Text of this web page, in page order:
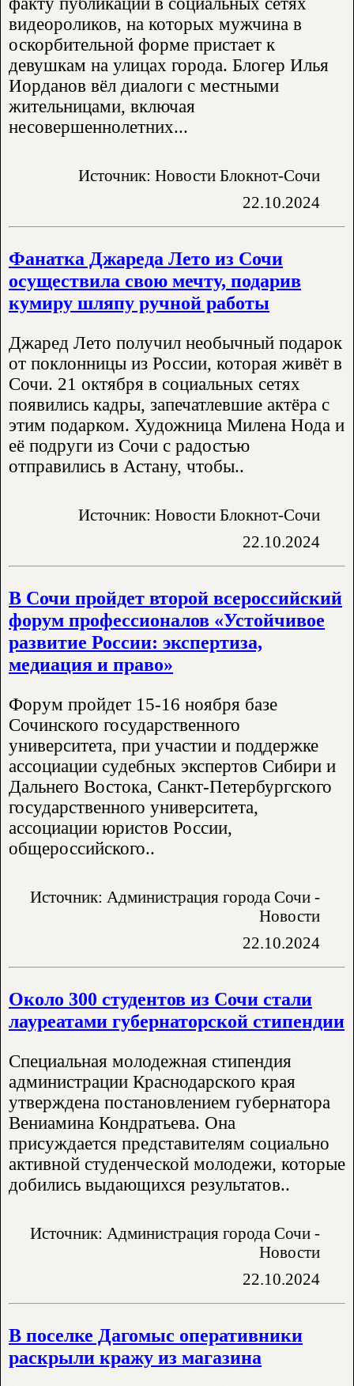
видеороликов, на которых мужчина в
оскорбительной форме пристает к
девушкам на улицах города. Блогер Илья
Иорданов вёл диалоги с местными
жительницами, включая
несовершеннолетних...
Источник: Новости Блокнот-Сочи
22.10.2024
Фанатка Джареда Лето из Сочи
осуществила свою мечту, подарив
кумиру шляпу ручной работы
Джаред Лето получил необычный подарок
от поклонницы из России, которая живёт в
Сочи. 21 октября в социальных сетях
появились кадры, запечатлевшие актёра с
этим подарком. Художница Милена Нода и
её подруги из Сочи с радостью
отправились в Астану, чтобы..
Источник: Новости Блокнот-Сочи
22.10.2024
В Сочи пройдет второй всероссийский
форум профессионалов «Устойчивое
развитие России: экспертиза,
медиация и право»
Форум пройдет 15-16 ноября базе
Сочинского государственного
университета, при участии и поддержке
ассоциации судебных экспертов Сибири и
Дальнего Востока, Санкт-Петербургского
государственного университета,
ассоциации юристов России,
общероссийского..
Источник: Администрация города Сочи -
Новости
22.10.2024
Около 300 студентов из Сочи стали
лауреатами губернаторской стипендии
Специальная молодежная стипендия
администрации Краснодарского края
утверждена постановлением губернатора
Вениамина Кондратьева. Она
присуждается представителям социально
активной студенческой молодежи, которые
добились выдающихся результатов..
Источник: Администрация города Сочи -
Новости
22.10.2024
В поселке Дагомыс оперативники
раскрыли кражу из магазина